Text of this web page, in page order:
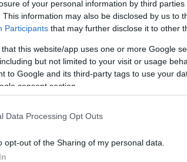
of your personal information by third parties
This information may also be disclosed by us to
Participants that may further disclose it to other
that this website/app uses one or more Google
but not limited to your visit or usage
to Google and its third-party tags to use your
consent section.
Data Processing Opt Outs
opt-out of the Sharing of my personal data.
εντάσσεται στη στρατηγική
επιδιώκει να ενσωματώσει
στο σύνολο των ηλεκτροοπτικών
Ηνωμένες Πολιτείες και
Τεχνητής Νοημοσύνης που
δεδομένα από πολλαπλούς
επιχειρησιακών αποφάσεων σε